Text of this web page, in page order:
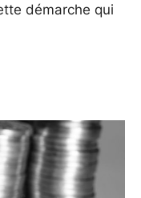
démarche qui